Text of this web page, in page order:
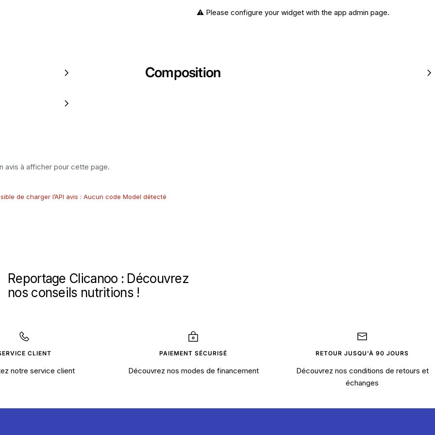
⚠️ Please configure your widget with the app admin page.
Composition
avis à afficher pour cette page.
de charger l’API avis : Aucun code Model détecté
Reportage Clicanoo : Découvrez
nos conseils nutritions !
CLIENT
notre service client
PAIEMENT SÉCURISÉ
Découvrez nos modes de financement
RETOUR JUSQU'À 90 JOURS
Découvrez nos conditions de retours et
échanges